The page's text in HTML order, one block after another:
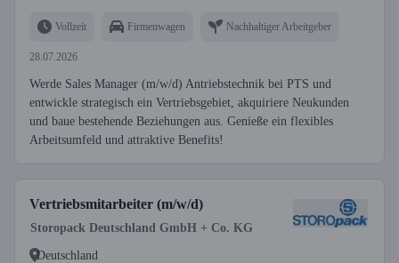
Vollzeit Firmenwagen Nachhaltiger Arbeitgeber
28.07.2026
Werde Sales Manager (m/w/d) Antriebstechnik bei PTS und
entwickle strategisch ein Vertriebsgebiet, akquiriere Neukunden
und baue bestehende Beziehungen aus. Genieße ein flexibles
Arbeitsumfeld und attraktive Benefits!
Vertriebsmitarbeiter (m/w/d)
Storopack Deutschland GmbH + Co. KG
Deutschland